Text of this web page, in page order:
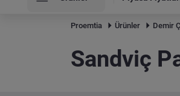
Proemtia Ürünler Demir
Sandviç